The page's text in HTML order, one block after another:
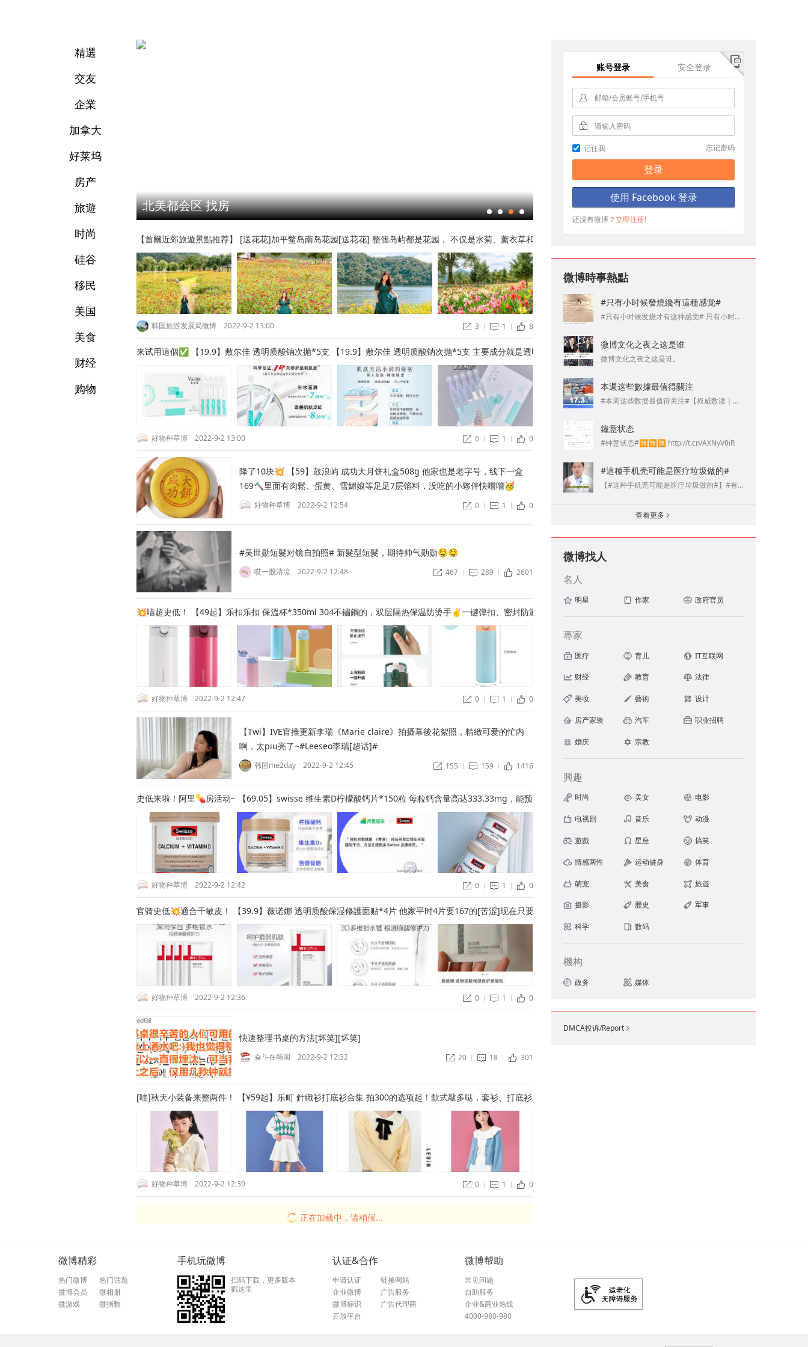
精選
交友
企業
加拿大
好莱坞
房产
旅遊
时尚
硅谷
移民
美国
美食
财经
购物
北美都会区 找房 立即體驗100筆免佣金交易
【首爾近郊旅遊景點推荐】 [送花花]加平鳖岛南岛花园[送花花] 整個岛屿都是花园， 不仅是水菊、薰衣草和罂粟等 各種鲜花盛开~ #鳖岛国际爵士乐节# ~9.5 這個週末去鳖岛如
韩国旅游发展局微博 2022-9-2 13:00 ñ 8
 1
 3
来试用這個✅ 【19.9】敷尔佳 透明质酸钠次抛*5支 【19.9】敷尔佳 透明质酸钠次抛*5支 主要成分就是透明质酸钠，主打深度保湿，修護敏感💧皮肤干痒、泛紅的姐妹都能用 ​
好物种草博 2022-9-2 13:00 ñ 0
 1
 0
降了10块💥 【59】鼓浪屿 成功大月饼礼盒508g 他家也是老字号，线下一盒
169🔨里面有肉鬆、蛋黄、雪媚娘等足足7层馅料，没吃的小夥伴快嚐嚐🥳 ​
好物种草博 2022-9-2 12:54 ñ 0
 1
 0
#吴世勋短髮对镜自拍照# 新髮型短髮，期待帅气勋勋🤤🤤 ​
哎一股清流 2022-9-2 12:48 ñ 2601
 289
 467
💥喵超史低！ 【49起】乐扣乐扣 保溫杯*350ml 304不鏽鋼的，双层隔热保温防烫手✌一键弹扣、密封防漏🚀天气慢慢涼了，可以提前备上了 ​
好物种草博 2022-9-2 12:47 ñ 0
 1
 0
【Twi】IVE官推更新李瑞《Marie claire》拍摄幕後花絮照，精緻可爱的忙内
啊，太piu亮了~#Leeseo李瑞[超话]# ​
韩国me2day 2022-9-2 12:45 ñ 1416
 159
 155
史低来啦！阿里💊房活动~ 【69.05】swisse 维生素D柠檬酸钙片*150粒 每粒钙含量高达333.33mg，能预防骨质疏鬆、缓解腰痠背痛等[举手]柠檬酸钙更好吸收还不伤胃~ 孕妈妈
好物种草博 2022-9-2 12:42 ñ 0
 1
 0
官骑史低💥適合干敏皮！ 【39.9】薇诺娜 透明质酸保湿修護面贴*4片 他家平时4片要167的[苦涩]现在只要9.97/片，含高浓度透明质酸，主打深度补水保湿💦 ​
好物种草博 2022-9-2 12:36 ñ 0
 1
 0
快速整理书桌的方法[坏笑][坏笑] ​
奋斗在韩国 2022-9-2 12:32 ñ 301
 18
 20
[哇]秋天小装备来整两件！ 【¥59起】乐町 針織衫打底衫合集 拍300的选项起！歀式敲多哒，套衫、打底衫、小外套都有[哈哈]面料柔软好搭配，感觉现在穿正合適~ ​
好物种草博 2022-9-2 12:30 ñ 0
 1
 0
正在加载中，请稍候...
账号登录 安全登录
请输入密码
忘记密码
记住我
登录
使用 Facebook 登录
还没有微博？立即注册!
微博時事熱點
#只有小时候發燒纔有這種感觉#
#只有小时候发烧才有这种感觉# 只有小时候发烧才有这种感觉 ​​​​
微博文化之夜之这是谁
微博文化之夜之这是谁。 ​​​​
本週这些數據最值得關注
#本周这些数据最值得关注#【权威数读｜一周“靓”数】今年前7个月，我国货物贸易进出口延续良好增长态势，同比增长17.3%；上半年我国机械工业规模以上企业增加值同比增长6.4%，高于同期全国工业和制造业1个和0.8个百分点；上半年我国软件业务收入77182亿元，同比增长9.5%……本周，这些数据值得关注！ ​​​​
鐘意状态
#钟意状态#🈚🈚🈚 http://t.cn/AXNyV0iR ​​​​
#這種手机壳可能是医疗垃圾做的#
【#这种手机壳可能是医疗垃圾做的#】#有塑料味的手机壳千万别用了# 一些号称食品级的廉价软壳，大概率是用回收针管、输液管混着劣质再生塑料做的。这种手机壳有刺鼻的味道，这是一级致癌物苯超标的味道，每天和它接触，塑化剂还会偷偷渗入皮肤。越花里胡哨、越毛茸茸还便宜的隐患越大↓ ​​​​
查看更多 a
微博找人
名人
明星 作家 政府官员
專家
医疗 育儿 IT互联网
财经 教育 法律
美妆 藝術 设计
房产家装 汽车 职业招聘
婚庆 宗教
興趣
时尚 美女 电影
电视剧 音乐 动漫
遊戲 星座 搞笑
情感两性 运动健身 体育
萌宠 美食 旅遊
摄影 歷史 军事
科学 数码
機构
政务 媒体
DMCA投诉/Report a
微博精彩
热门微博
热门话题
微博会员
微相册
微游戏
微指数
手机玩微博
扫码下载，更多版本
戳这里
认证&合作
申请认证
链接网站
企业微博
广告服务
微博标识
广告代理商
开放平台
微博帮助
常见问题
自助服务
企业&商业热线
4000-980-980